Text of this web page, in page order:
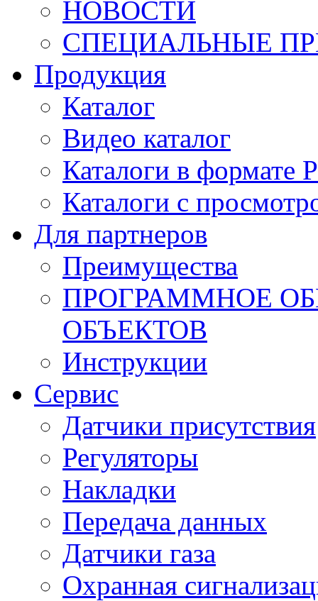
НОВОСТИ
СПЕЦИАЛЬНЫЕ
Продукция
Каталог
Видео каталог
Каталоги в формате
Каталоги с
Для партнеров
Преимущества
ПРОГРАММНОЕ
ОБЪЕКТОВ
Инструкции
Сервис
Датчики присутствия
Регуляторы
Накладки
Передача данных
Датчики газа
Охранная